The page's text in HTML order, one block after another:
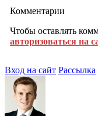
Комментарии
Чтобы оставлять
авторизоваться на
Вход на сайт Рассылка